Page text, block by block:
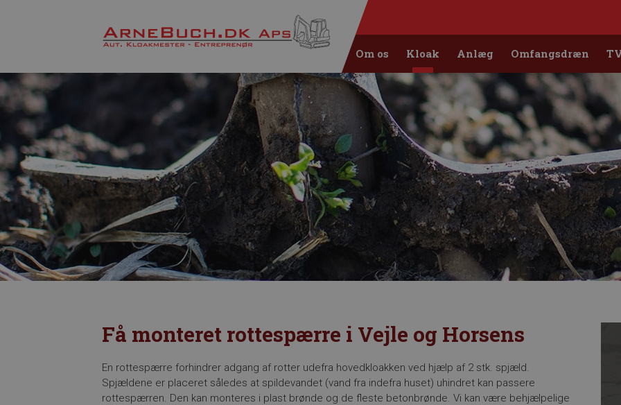
Om os Kloak Anlæg Omfangsdræn
Få monteret rottespærre i Vejle og Horsens
En rottespærre forhindrer adgang af rotter udefra hovedkloakken ved hjælp af 2 stk. spjæld.
Spjældene er placeret således at spildevandet (vand fra indefra huset) uhindret kan passere
rottespærren. Den kan monteres i plast brønde og de fleste betonbrønde. Vi kan være behjælpelige